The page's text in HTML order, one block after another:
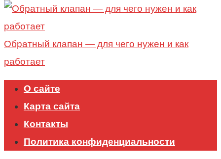
Обратный клапан — для чего нужен и как
работает
О сайте
Карта сайта
Контакты
Политика конфиденциальности